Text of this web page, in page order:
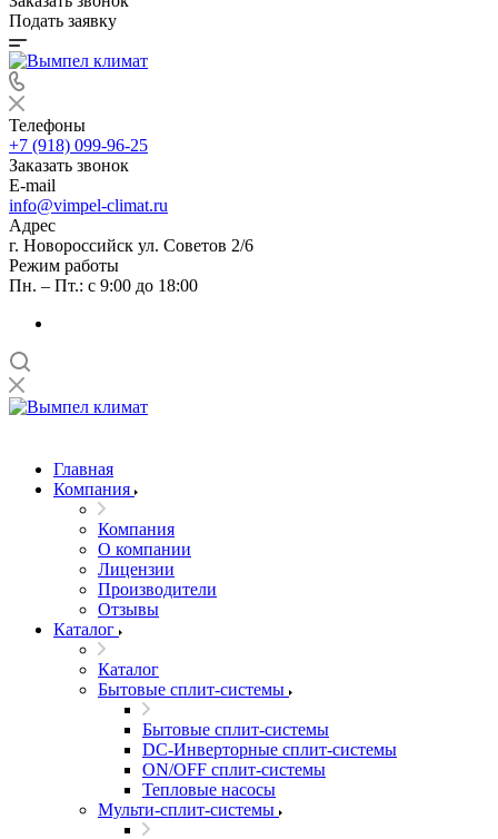
Подать заявку
Телефоны
+7 (918) 099-96-25
Заказать звонок
E-mail
info@vimpel-climat.ru
Адрес
г. Новороссийск ул. Советов 2/6
Режим работы
Пн. – Пт.: с 9:00 до 18:00
Главная
Компания
Компания
О компании
Лицензии
Производители
Отзывы
Каталог
Каталог
Бытовые сплит-системы
Бытовые сплит-системы
DC-Инверторные сплит-системы
ON/OFF сплит-системы
Тепловые насосы
Мульти-сплит-системы